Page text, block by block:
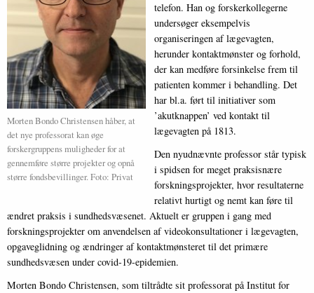
Morten Bondo Christensen håber, at
det nye professorat kan øge
forskergruppens muligheder for at
gennemføre større projekter og opnå
større fondsbevillinger. Foto: Privat
telefon. Han og forskerkollegerne
undersøger eksempelvis
organiseringen af lægevagten,
herunder kontaktmønster og forhold,
der kan medføre forsinkelse frem til
patienten kommer i behandling. Det
har bl.a. ført til initiativer som
’akutknappen’ ved kontakt til
lægevagten på 1813.
Den nyudnævnte professor står typisk
i spidsen for meget praksisnære
forskningsprojekter, hvor resultaterne
relativt hurtigt og nemt kan føre til
ændret praksis i sundhedsvæsenet. Aktuelt er gruppen i gang med
forskningsprojekter om anvendelsen af videokonsultationer i lægevagten,
opgaveglidning og ændringer af kontaktmønsteret til det primære
sundhedsvæsen under covid-19-epidemien.
Morten Bondo Christensen, som tiltrådte sit professorat på Institut for